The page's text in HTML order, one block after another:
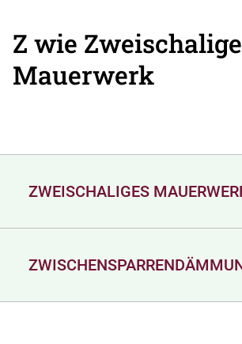
Z wie
Mauerwerk
ZWEISCHALIGES